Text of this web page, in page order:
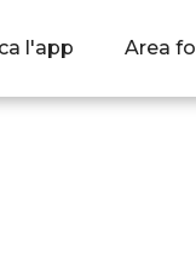
l'app Area